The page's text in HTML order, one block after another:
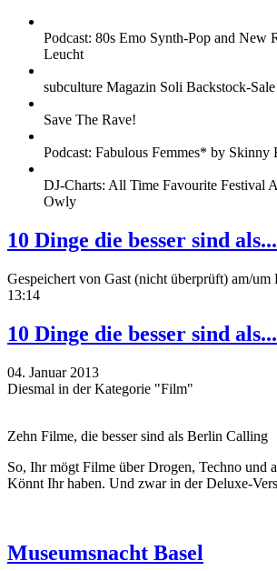
Podcast: 80s Emo Synth-Pop and New
Leucht
subculture Magazin Soli Backstock-Sale
Save The Rave!
Podcast: Fabulous Femmes* by Skinny
DJ-Charts: All Time Favourite Festival
Owly
10 Dinge die besser sind
Gespeichert von Gast (nicht überprüft) am/um
13:14
10 Dinge die besser sind
04. Januar 2013
Diesmal in der Kategorie "Film"
Zehn Filme, die besser sind als Berlin Calling
So, Ihr mögt Filme über Drogen, Techno und
Könnt Ihr haben. Und zwar in der Deluxe-
Museumsnacht Basel